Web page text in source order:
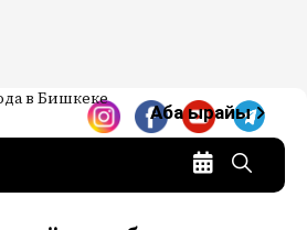
Жаңылыктар —
в Бишкеке
Аба ырайы